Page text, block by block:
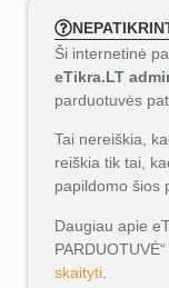
Ši internetinė
eTikra.LT
parduotuvės
Tai nereiškia,
reiškia tik tai,
papildomo šios
Daugiau apie
skaityti